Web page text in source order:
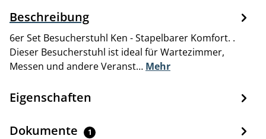
Beschreibung
6er Set Besucherstuhl Ken - Stapelbarer Komfort. .
Dieser Besucherstuhl ist ideal für Wartezimmer,
Messen und andere Veranst… Mehr
Eigenschaften
Dokumente 1